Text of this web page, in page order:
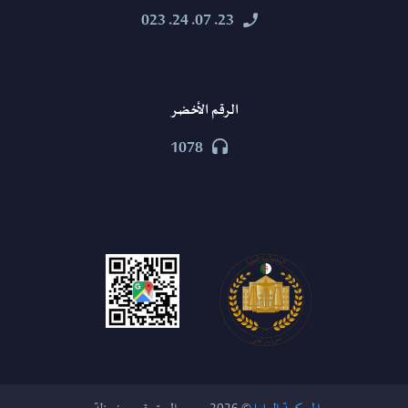


23. 07. 24. 023
الرقم الأخضر


1078